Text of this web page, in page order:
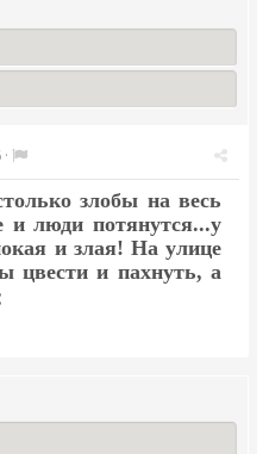
·
злобы на весь
люди потянутся...у
и злая! На улице
цвести и пахнуть, а